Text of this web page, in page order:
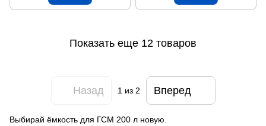
Показать еще 12 товаров
Назад 1из 2 Вперед
Выбирай ёмкость для ГСМ 200 л новую.